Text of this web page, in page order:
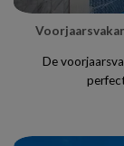
De